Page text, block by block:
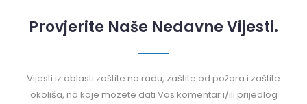
Provjerite Naše Nedavne Vijesti.
Vijesti iz oblasti zaštite na radu, zaštite od požara i zaštite
okoliša, na koje mozete dati Vas komentar i/ili prijedlog